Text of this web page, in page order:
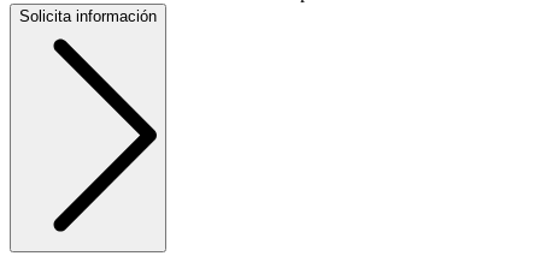
Solicita información